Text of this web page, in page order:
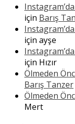
için Barış
için ayşe
için Hızır
Ölmeden
Barış Tanzer
Ölmeden
Mert